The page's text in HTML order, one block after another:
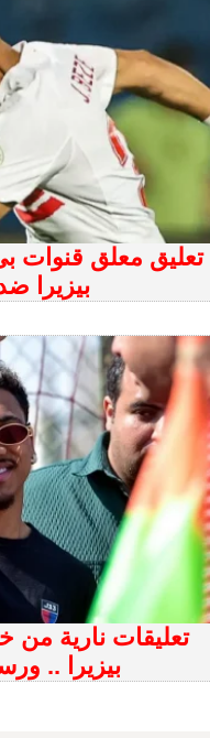
تعليق معلق قنوات
بيزيرا
تعليقات نارية من
بيزيرا ..